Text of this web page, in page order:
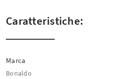
Caratteristiche:
Marca
Bonaldo